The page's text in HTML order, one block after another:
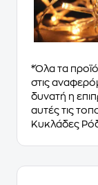
*Όλα τα
στις
δυνατή η
αυτές τις
Κυκλάδες